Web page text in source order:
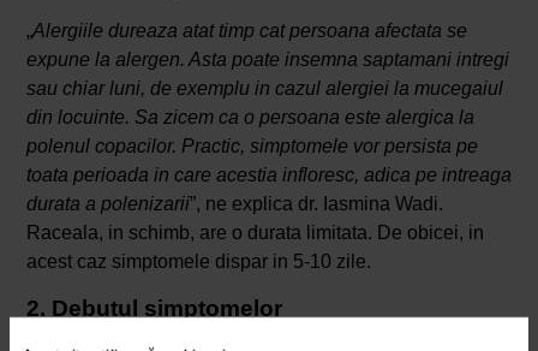
„Alergiile dureaza atat timp cat persoana afectata se
expune la alergen. Asta poate insemna saptamani intregi
sau chiar luni, de exemplu in cazul alergiei la mucegaiul
din locuinte. Sa zicem ca o persoana este alergica la
polenul copacilor. Practic, simptomele vor persista pe
toata perioada in care acestia infloresc, adica pe intreaga
durata a polenizarii”, ne explica dr. Iasmina Wadi.
Raceala, in schimb, are o durata limitata. De obicei, in
acest caz simptomele dispar in 5-10 zile.
2. Debutul simptomelor